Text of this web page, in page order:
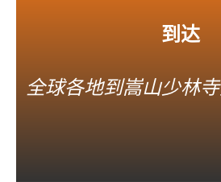
到达
全球各地到嵩山少林